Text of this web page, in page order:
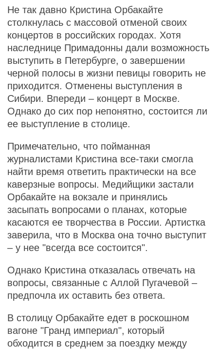
Не так давно Кристина Орбакайте
столкнулась с массовой отменой своих
концертов в российских городах. Хотя
наследнице Примадонны дали возможность
выступить в Петербурге, о завершении
черной полосы в жизни певицы говорить не
приходится. Отменены выступления в
Сибири. Впереди – концерт в Москве.
Однако до сих пор непонятно, состоится ли
ее выступление в столице.
Примечательно, что пойманная
журналистами Кристина все-таки смогла
найти время ответить практически на все
каверзные вопросы. Медийщики застали
Орбакайте на вокзале и принялись
засыпать вопросами о планах, которые
касаются ее творчества в России. Артистка
заверила, что в Москва она точно выступит
– у нее "всегда все состоится".
Однако Кристина отказалась отвечать на
вопросы, связанные с Аллой Пугачевой –
предпочла их оставить без ответа.
В столицу Орбакайте едет в роскошном
вагоне "Гранд империал", который
обходится в среднем за поездку между